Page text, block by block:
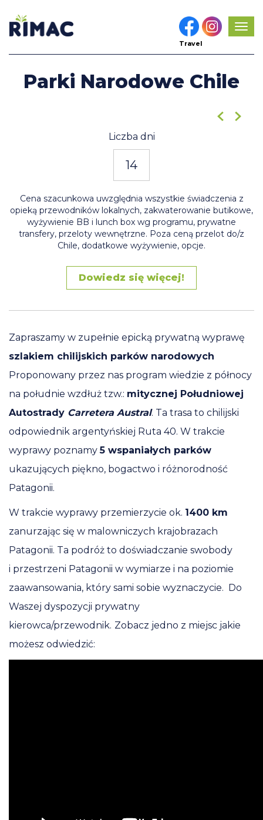
Travel
Parki Narodowe Chile
Liczba dni
14
Cena szacunkowa uwzględnia wszystkie świadczenia z
opieką przewodników lokalnych, zakwaterowanie butikowe,
wyżywienie BB i lunch box wg programu, prywatne
transfery, przeloty wewnętrzne. Poza ceną przelot do/z
Chile, dodatkowe wyżywienie, opcje.
Dowiedz się więcej!
Zapraszamy w zupełnie epicką prywatną wyprawę
szlakiem chilijskich parków narodowych
Proponowany przez nas program wiedzie z północy
na południe wzdłuż tzw.: mitycznej Południowej
Autostrady Carretera Austral. Ta trasa to chilijski
odpowiednik argentyńskiej Ruta 40. W trakcie
wyprawy poznamy5 wspaniałych parków
ukazujących piękno, bogactwo i różnorodność
Patagonii.
W trakcie wyprawy przemierzycie ok. 1400 km
zanurzając się w malowniczych krajobrazach
Patagonii. Ta podróż to doświadczanie swobody
i przestrzeni Patagonii w wymiarze i na poziomie
zaawansowania, który sami sobie wyznaczycie. Do
Waszej dyspozycji prywatny
kierowca/przewodnik. Zobacz jedno z miejsc jakie
możesz odwiedzić: